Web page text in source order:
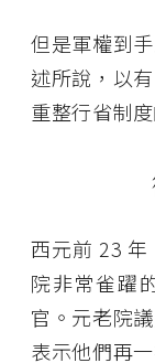
但是軍權到
述所說，以
重整行省制
西元前 23
院非常雀躍
官。元老院
表示他們再